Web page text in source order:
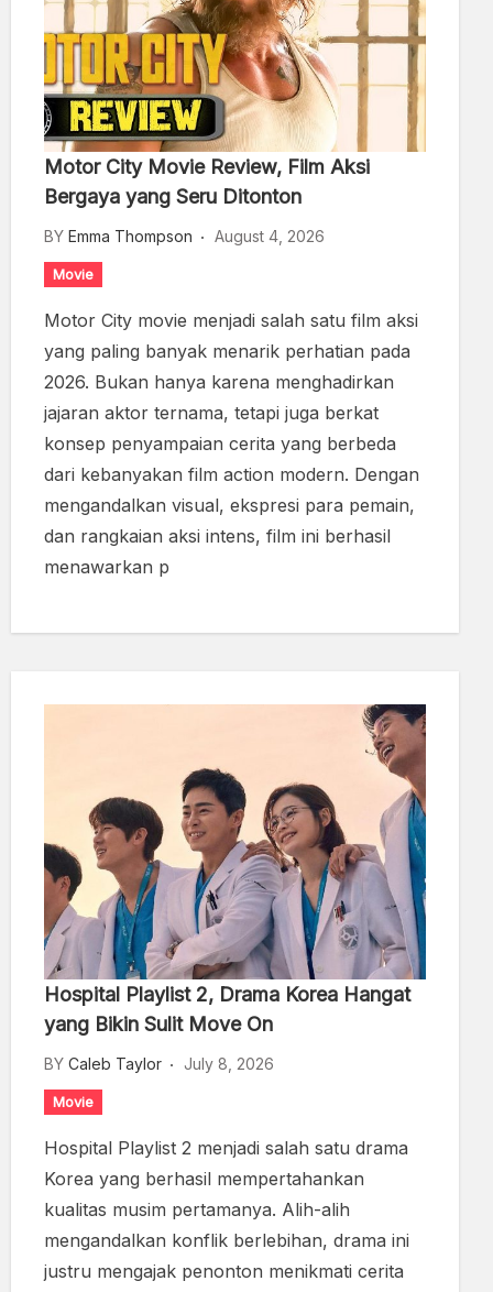
Motor City Movie Review, Film Aksi
Bergaya yang Seru Ditonton
BY Emma Thompson August 4, 2026
Movie
Motor City movie menjadi salah satu film aksi
yang paling banyak menarik perhatian pada
2026. Bukan hanya karena menghadirkan
jajaran aktor ternama, tetapi juga berkat
konsep penyampaian cerita yang berbeda
dari kebanyakan film action modern. Dengan
mengandalkan visual, ekspresi para pemain,
dan rangkaian aksi intens, film ini berhasil
menawarkan p
Hospital Playlist 2, Drama Korea Hangat
yang Bikin Sulit Move On
BY Caleb Taylor July 8, 2026
Movie
Hospital Playlist 2 menjadi salah satu drama
Korea yang berhasil mempertahankan
kualitas musim pertamanya. Alih-alih
mengandalkan konflik berlebihan, drama ini
justru mengajak penonton menikmati cerita